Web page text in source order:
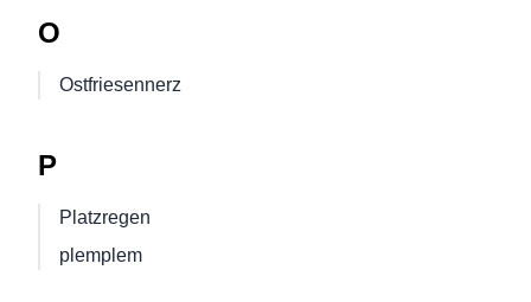
O
Ostfriesennerz
P
Platzregen
plemplem